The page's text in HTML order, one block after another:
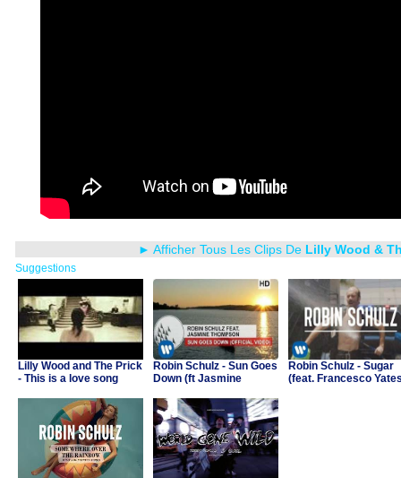
► Afficher Tous Les Clips De Lilly Wood &
Suggestions
Lilly Wood and The Prick
- This is a love song
Robin Schulz - Sun Goes
Down (ft Jasmine
Robin Schulz - Sugar
(feat. Francesco